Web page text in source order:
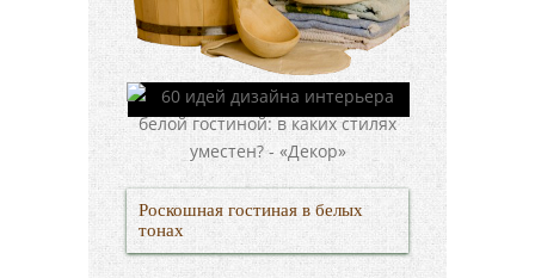
Роскошная гостиная в белых
тонах